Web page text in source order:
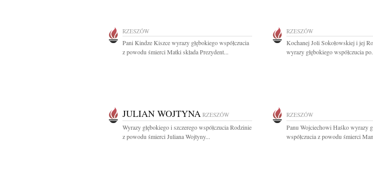
RZESZÓW
Pani Kindze Kiszce wyrazy głębokiego współczucia
z powodu śmierci Matki składa Prezydent...
RZESZÓW
Kochanej Joli Sokołowskiej i jej
wyrazy głębokiego współczucia
JULIAN WOJTYNA RZESZÓW
Wyrazy głębokiego i szczerego współczucia Rodzinie
z powodu śmierci Juliana Wojtyny...
RZESZÓW
Panu Wojciechowi Haśko wyrazy
współczucia z powodu śmierci